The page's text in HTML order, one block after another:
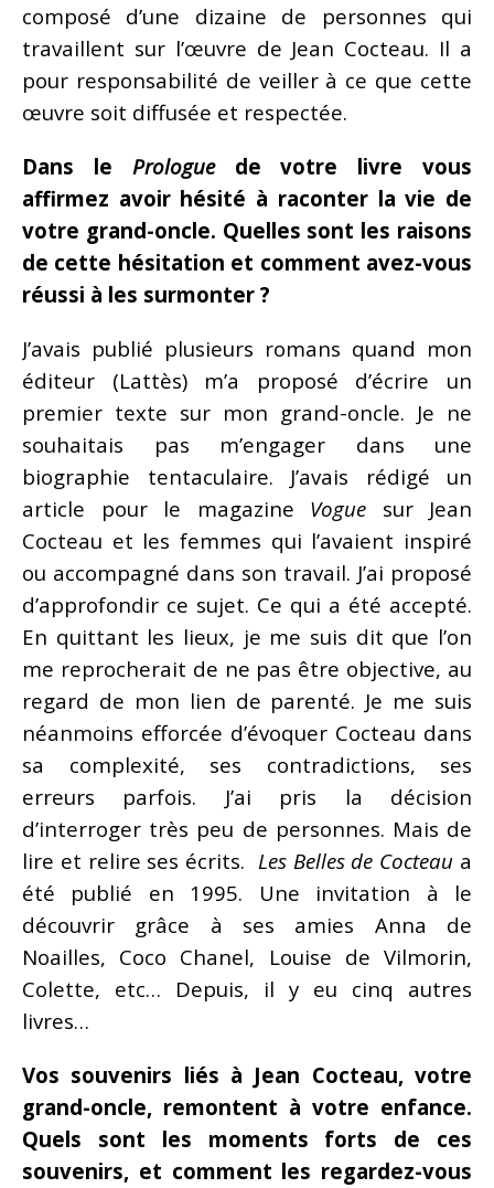
composé d’une dizaine de personnes qui
travaillent sur l’œuvre de Jean Cocteau. Il a
pour responsabilité de veiller à ce que cette
œuvre soit diffusée et respectée.
Dans le Prologuede votre livre vous
affirmez avoir hésité à raconter la vie de
votre grand-oncle. Quelles sont les raisons
de cette hésitation et comment avez-vous
réussi à les surmonter ?
J’avais publié plusieurs romans quand mon
éditeur (Lattès) m’a proposé d’écrire un
premier texte sur mon grand-oncle. Je ne
souhaitais pas m’engager dans une
biographie tentaculaire. J’avais rédigé un
article pour le magazine Vogue sur Jean
Cocteau et les femmes qui l’avaient inspiré
ou accompagné dans son travail. J’ai proposé
d’approfondir ce sujet. Ce qui a été accepté.
En quittant les lieux, je me suis dit que l’on
me reprocherait de ne pas être objective, au
regard de mon lien de parenté. Je me suis
néanmoins efforcée d’évoquer Cocteau dans
sa complexité, ses contradictions, ses
erreurs parfois. J’ai pris la décision
d’interroger très peu de personnes. Mais de
lire et relire ses écrits. Les Belles de Cocteau a
été publié en 1995. Une invitation à le
découvrir grâce à ses amies Anna de
Noailles, Coco Chanel, Louise de Vilmorin,
Colette, etc… Depuis, il y eu cinq autres
livres…
Vos souvenirs liés à Jean Cocteau, votre
grand-oncle, remontent à votre enfance.
Quels sont les moments forts de ces
souvenirs, et comment les regardez-vous